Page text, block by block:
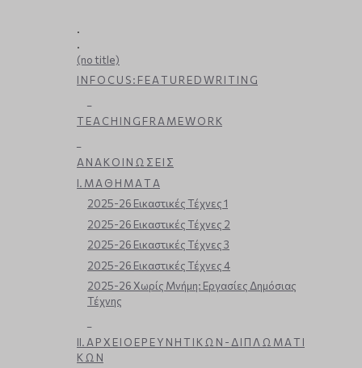
.
.
(no title)
I N F O C U S : F E A T U R E D W R I T I N G
T E A C H I N G F R A M E W O R K
Α Ν Α Κ Ο Ι Ν Ω Σ Ε Ι Σ
Ι. Μ Α Θ Η Μ Α Τ Α
2025-26 Εικαστικές Τέχνες 1
2025-26 Εικαστικές Τέχνες 2
2025-26 Εικαστικές Τέχνες 3
2025-26 Εικαστικές Τέχνες 4
2025-26 Χωρίς Μνήμη: Εργασίες Δημόσιας
Τέχνης
ΙΙ. Α Ρ Χ Ε Ι Ο Ε Ρ Ε Υ Ν Η Τ Ι Κ Ω Ν - Δ Ι Π Λ Ω Μ Α Τ Ι
Κ Ω Ν